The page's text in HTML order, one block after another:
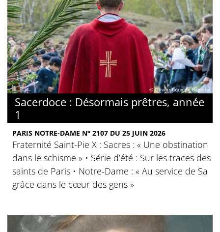
© Olivier Roux de Bézieux
Sacerdoce : Désormais prêtres, année
1
PARIS NOTRE-DAME N° 2107 DU 25 JUIN 2026
Fraternité Saint-Pie X : Sacres : « Une obstination
dans le schisme » • Série d’été : Sur les traces des
saints de Paris • Notre-Dame : « Au service de Sa
grâce dans le cœur des gens »